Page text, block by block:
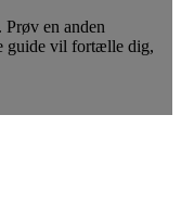
en anden
guide vil fortælle dig,